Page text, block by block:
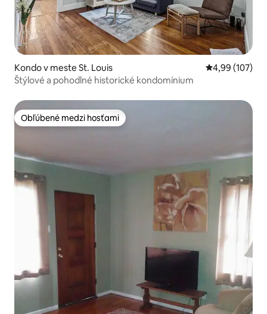
Kondo v meste St. Louis Priemerné
4,99 (107)
Štýlové a pohodlné historické kondomínium
Obľúbené medzi hosťami
Obľúbené medzi hosťami